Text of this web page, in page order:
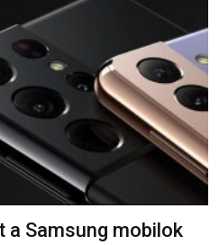
a Samsung mobilok